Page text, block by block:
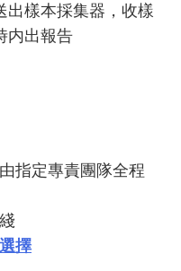
出樣本採集器，收樣
内出報告
指定專責團隊全程
擇